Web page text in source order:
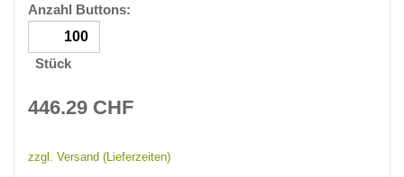
Anzahl Buttons:
Stück
446.29 CHF
zzgl. Versand (Lieferzeiten)